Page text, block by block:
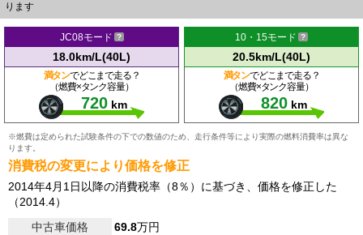
ります
JC08モード
18.0km/L(40L)
満タンでどこまで走る？
（燃費×タンク容量）
720 km
10・15モード
20.5km/L(40L)
満タンでどこまで走る？
（燃費×タンク容量）
820 km
※燃費は定められた試験条件の下での数値のため、走行条件等により実際の燃料消費率は異な
ります。
消費税の変更により価格を修正
2014年4月1日以降の消費税率（8％）に基づき、価格を修正した
（2014.4）
中古車価格
69.8万円